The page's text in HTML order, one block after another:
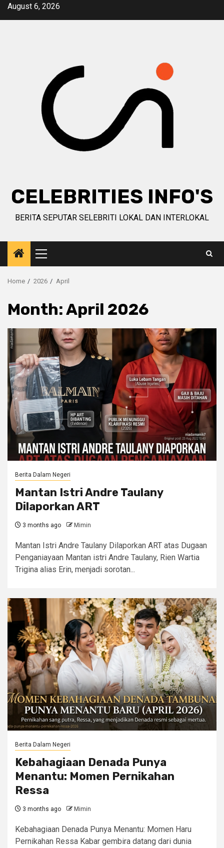
SkipAugust 6, 2026
CELEBRITIES INFO'S
BERITA SEPUTAR SELEBRITI LOKAL DAN INTERLOKAL
Primary
Menu
Home 2026 April
Month:April 2026
Berita Dalam Negeri
Mantan Istri Andre Taulany
Dilaporkan ART
3 months ago Mimin
Mantan Istri Andre Taulany Dilaporkan ART atas Dugaan
Penganiayaan Mantan istri Andre Taulany, Rien Wartia
Trigina alias Erin, menjadi sorotan...
Berita Dalam Negeri
Kebahagiaan Denada Punya
Menantu: Momen Pernikahan
Ressa
3 months ago Mimin
Kebahagiaan Denada Punya Menantu: Momen Haru
Pernikahan Ressa Kabar gembira datang dari dunia